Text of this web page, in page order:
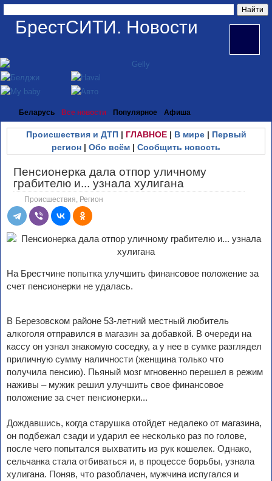
БрестСИТИ. Новости
Беларусь Все новости Популярное Афиша
Происшествия и ДТП| ГЛАВНОЕ| В мире| Первый
регион | Обо всём | Сообщить новость
Пенсионерка дала отпор уличному
грабителю и... узнала хулигана
Происшествия Регион
На Брестчине попытка улучшить финансовое положение за
счет пенсионерки не удалась.
В Березовском районе 53-летний местный любитель
алкоголя отправился в магазин за добавкой. В очереди на
кассу он узнал знакомую соседку, а у нее в сумке разглядел
приличную сумму наличности (женщина только что
получила пенсию). Пьяный мозг мгновенно перешел в режим
наживы – мужик решил улучшить свое финансовое
положение за счет пенсионерки...
Дождавшись, когда старушка отойдет недалеко от магазина,
он подбежал сзади и ударил ее несколько раз по голове,
после чего попытался выхватить из рук кошелек. Однако,
сельчанка стала отбиваться и, в процессе борьбы, узнала
хулигана. Поняв, что разоблачен, мужчина испугался и